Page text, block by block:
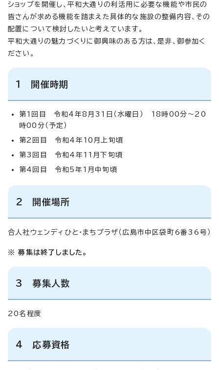
ショップを開催し、平和大通りの利活用に必要な機能や市民の
皆さんが求める機能を踏まえた具体的な施設の整備内容、その
配置について検討したいと考えています。
平和大通りの魅力づくりに御興味のある方は、是非、御参加く
ださい。
1 開催時期
第1回目 令和4年8月31日（水曜日） 18時00分～20
時00分（予定）
第2回目 令和4年10月上旬頃
第3回目 令和4年11月下旬頃
第4回目 令和5年1月中旬頃
2 開催場所
合人社ウェンディひと・まちプラザ（広島市中区袋町6番36号）
※ 募集は終了しました。
3 募集人数
20名程度
4 応募資格